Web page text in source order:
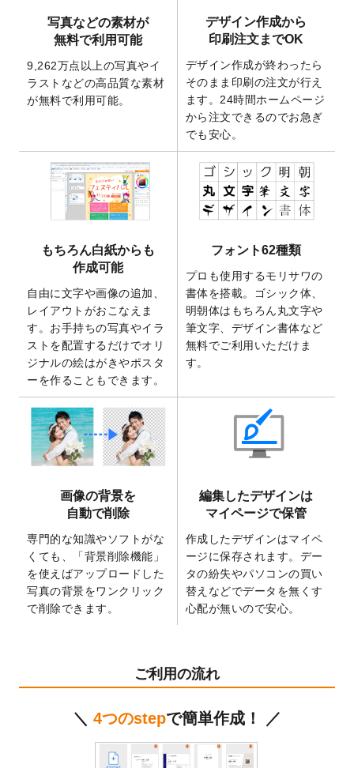
2025/12/22
2026年版4月始まりのカレンダーデザイン
テンプレート
を公開いたしました。
開いたしました。
2025/9/30
【新商品】クリアファイルバッグ が作成で
きるようになりました！
2026年午年の年賀状デザインテンプレート
を公開いたしました。
2025/9/10
喪中はがき・寒中見舞いのデザインテンプ
レートを公開いたしました。
2025/8/1
9,160万点以上の写真やイラスト素材が無料
2025/7/30
キャンバスプリントのデザインテンプレー
トを追加いたしました。
2025/6/30
暑中見舞いのデザインテンプレートを追加
しました。
2025/6/27
キャンバスプリントのデザインテンプレー
トを追加いたしました。
2025/6/24
2026年版1月始まりのカレンダーデザイン
テンプレートを公開いたしました。
2025/6/9
「背景削除機能
」を実装しました。
2025/4/3
DMのデザインテンプレートを追加しまし
た。
を追加しました。
マスキングテープのデザインテンプレート
を追加しました。
2025/1/15
配置できるデータ形式が増えました。
（pdf、psd、eps、tifに対応）
2024/12/24
2025年版4月始まりのカレンダーデザイン
箔押し年賀状のデザインテンプレート
ステッカーのデザインテンプレート
しました。
2025年巳年の年賀状デザインテンプレート
写真などの素材が
無料で利用可能
9,262万点以上の写真やイ
ラストなどの高品質な素材
が無料で利用可能。
デザイン作成から
印刷注文までOK
デザイン作成が終わったら
そのまま印刷の注文が行え
ます。24時間ホームページ
から注文できるのでお急ぎ
でも安心。
もちろん白紙からも
作成可能
自由に文字や画像の追加、
レイアウトがおこなえま
す。お手持ちの写真やイラ
ストを配置するだけでオリ
ジナルの絵はがきやポスタ
ーを作ることもできます。
フォント62種類
プロも使用するモリサワの
書体を搭載。ゴシック体、
明朝体はもちろん丸文字や
筆文字、デザイン書体など
無料でご利用いただけま
す。
画像の背景を
自動で削除
専門的な知識やソフトがな
くても、「背景削除機能」
を使えばアップロードした
写真の背景をワンクリック
で削除できます。
編集したデザインは
マイページで保管
作成したデザインはマイペ
ージに保存されます。デー
タの紛失やパソコンの買い
替えなどでデータを無くす
心配が無いので安心。
ご利用の流れ
＼ 4つのstepで簡単作成！ ／